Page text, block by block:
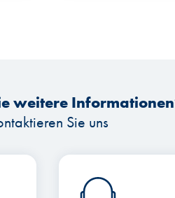
weitere
Sie uns